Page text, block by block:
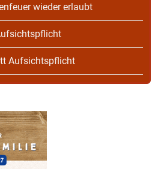
wieder erlaubt
Aufsichtspflicht